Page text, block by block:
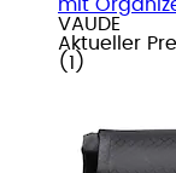
mit
VAUDE
Aktueller
( 1 )